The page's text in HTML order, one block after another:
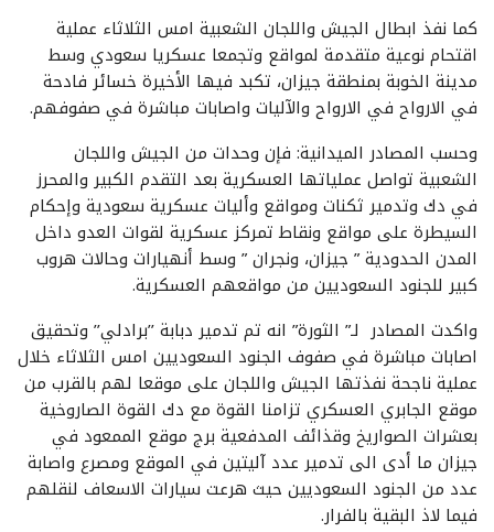
كما نفذ ابطال الجيش واللجان الشعبية امس الثلاثاء عملية
اقتحام نوعية متقدمة لمواقع وتجمعا عسكريا سعودي وسط
مدينة الخوبة بمنطقة جيزان، تكبد فيها الأخيرة خسائر فادحة
في الارواح في الارواح والآليات واصابات مباشرة في صفوفهم.
وحسب المصادر الميدانية: فإن وحدات من الجيش واللجان
الشعبية تواصل عملياتها العسكرية بعد التقدم الكبير والمحرز
في دك وتدمير ثكنات ومواقع وأليات عسكرية سعودية وإحكام
السيطرة على مواقع ونقاط تمركز عسكرية لقوات العدو داخل
المدن الحدودية ” جيزان، ونجران ” وسط أنهيارات وحالات هروب
كبير للجنود السعوديين من مواقعهم العسكرية.
واكدت المصادر لـ” الثورة” انه تم تدمير دبابة ’’برادلي’’ وتحقيق
اصابات مباشرة في صفوف الجنود السعوديين امس الثلاثاء خلال
عملية ناجحة نفذتها الجيش واللجان على موقعا لهم بالقرب من
موقع الجابري العسكري تزامنا القوة مع دك القوة الصاروخية
بعشرات الصواريخ وقذائف المدفعية برج موقع الممعود في
جيزان ما أدى الى تدمير عدد آليتين في الموقع ومصرع واصابة
عدد من الجنود السعوديين حيث هرعت سيارات الاسعاف لنقلهم
فيما لاذ البقية بالفرار.